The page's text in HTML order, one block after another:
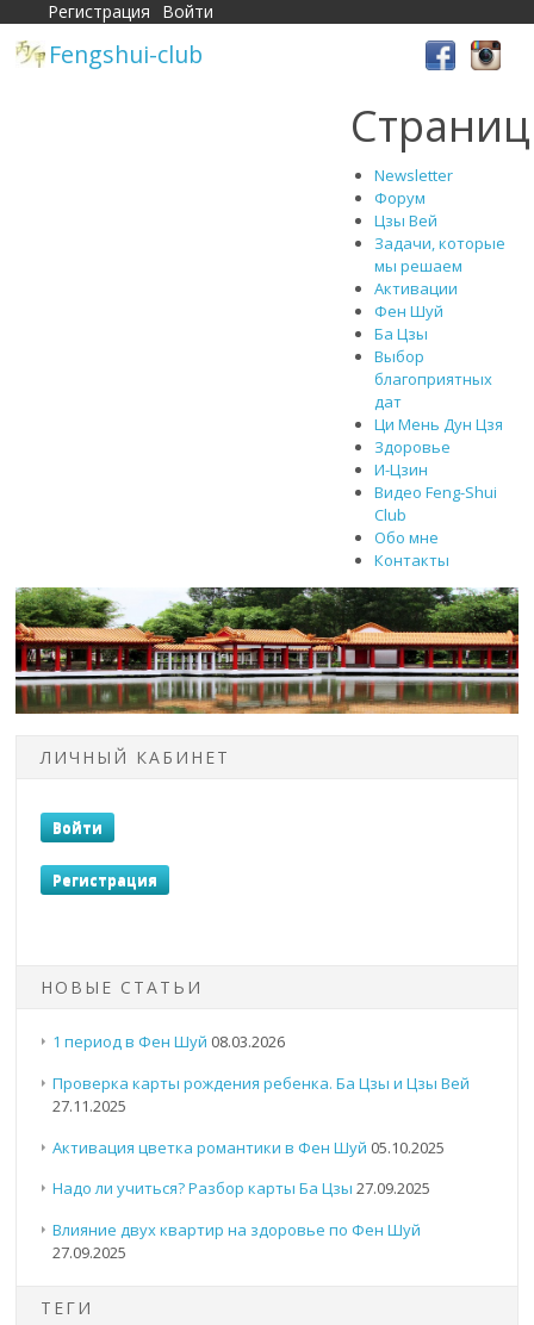
Fengshui-club
Newsletter
Форум
Цзы Вей
Задачи, которые
мы решаем
Активации
Фен Шуй
Ба Цзы
Выбор
благоприятных
дат
Ци Мень Дун Цзя
Здоровье
И-Цзин
Видео Feng-Shui
Club
Обо мне
Контакты
ЛИЧНЫЙ КАБИНЕТ
НОВЫЕ СТАТЬИ
1 период в Фен Шуй 08.03.2026
Проверка карты рождения ребенка. Ба Цзы и Цзы Вей
27.11.2025
Активация цветка романтики в Фен Шуй 05.10.2025
Надо ли учиться? Разбор карты Ба Цзы 27.09.2025
Влияние двух квартир на здоровье по Фен Шуй
27.09.2025
ТЕГИ
Регистрация Войти